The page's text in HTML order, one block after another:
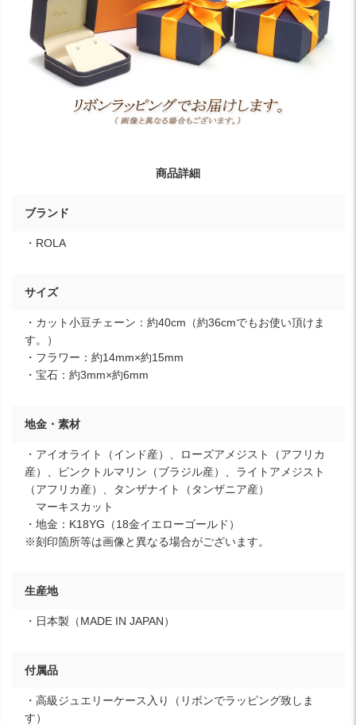
商品詳細
ブランド
・ROLA
サイズ
・カット小豆チェーン：約40cm（約36cmでもお使い頂けま
す。）
・フラワー：約14mm×約15mm
・宝石：約3mm×約6mm
地金・素材
・アイオライト（インド産）、ローズアメジスト（アフリカ
産）、ピンクトルマリン（ブラジル産）、ライトアメジスト
（アフリカ産）、タンザナイト（タンザニア産）
マーキスカット
・地金：K18YG（18金イエローゴールド）
※刻印箇所等は画像と異なる場合がございます。
生産地
・日本製（MADE IN JAPAN）
付属品
・高級ジュエリーケース入り（リボンでラッピング致しま
す）